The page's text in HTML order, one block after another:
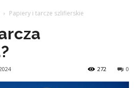
Papiery i tarcze szlifierskie
0
272